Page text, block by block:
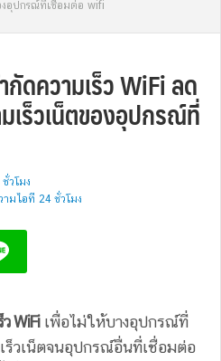
อุปกรณ์ที่เชื่อมต่อ wifi
กัดความเร็ว WiFi ลด
ร็วเน็ตของอุปกรณ์ที่
วโมง
มไอที 24 ชั่วโมง
WiFiเพื่อไม่ให้บางอุปกรณ์ที่
ร็วเน็ตจนอุปกรณ์อื่นที่เชื่อมต่อ